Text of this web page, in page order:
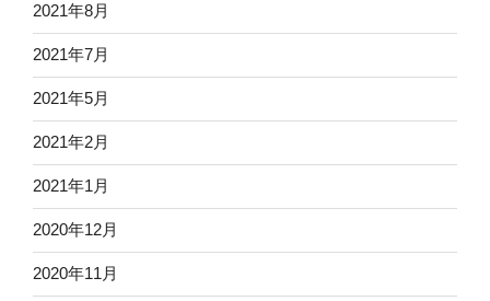
2021年8月
2021年7月
2021年5月
2021年2月
2021年1月
2020年12月
2020年11月